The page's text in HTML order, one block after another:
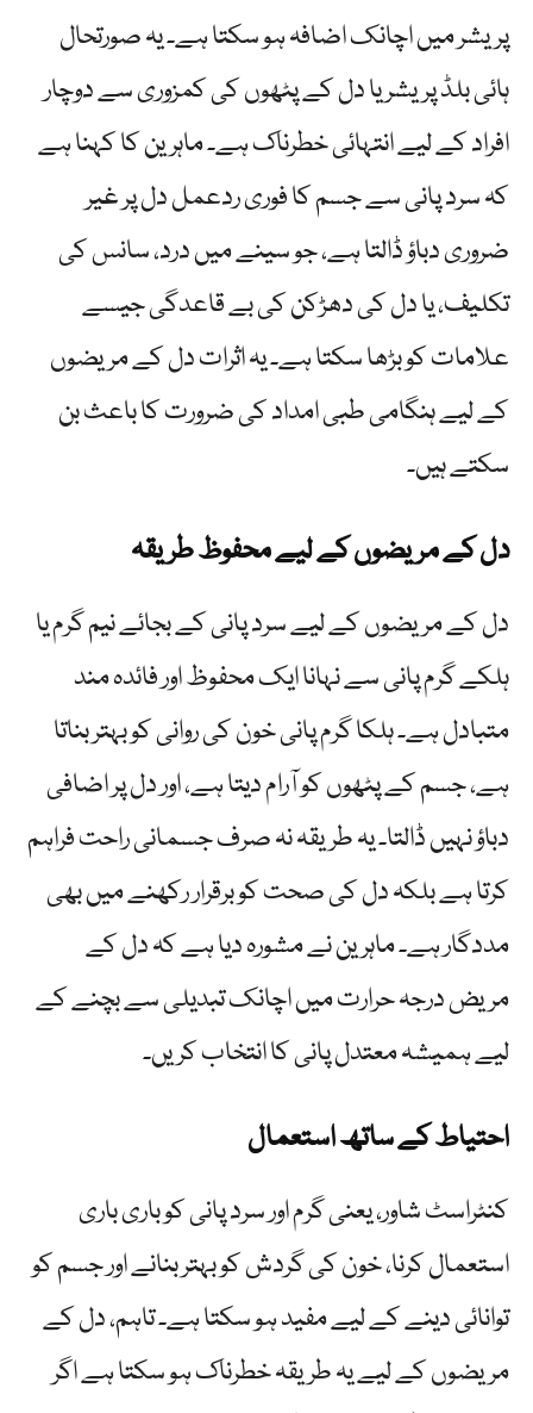
پریشر میں اچانک اضافہ ہو سکتا ہے۔ یہ صورتحال
ہائی بلڈ پریشر یا دل کے پٹھوں کی کمزوری سے دوچار
افراد کے لیے انتہائی خطرناک ہے۔ ماہرین کا کہنا ہے
کہ سرد پانی سے جسم کا فوری ردعمل دل پر غیر
ضروری دباؤ ڈالتا ہے، جو سینے میں درد، سانس کی
تکلیف، یا دل کی دھڑکن کی بے قاعدگی جیسے
علامات کو بڑھا سکتا ہے۔ یہ اثرات دل کے مریضوں
کے لیے ہنگامی طبی امداد کی ضرورت کا باعث بن
سکتے ہیں۔
دل کے مریضوں کے لیے محفوظ طریقہ
دل کے مریضوں کے لیے سرد پانی کے بجائے نیم گرم یا
ہلکے گرم پانی سے نہانا ایک محفوظ اور فائدہ مند
متبادل ہے۔ ہلکا گرم پانی خون کی روانی کو بہتر بناتا
ہے، جسم کے پٹھوں کو آرام دیتا ہے، اور دل پر اضافی
دباؤ نہیں ڈالتا۔ یہ طریقہ نہ صرف جسمانی راحت فراہم
کرتا ہے بلکہ دل کی صحت کو برقرار رکھنے میں بھی
مددگار ہے۔ ماہرین نے مشورہ دیا ہے کہ دل کے
مریض درجہ حرارت میں اچانک تبدیلی سے بچنے کے
لیے ہمیشہ معتدل پانی کا انتخاب کریں۔
احتیاط کے ساتھ استعمال
کنٹراسٹ شاور، یعنی گرم اور سرد پانی کو باری باری
استعمال کرنا، خون کی گردش کو بہتر بنانے اور جسم کو
توانائی دینے کے لیے مفید ہو سکتا ہے۔ تاہم، دل کے
مریضوں کے لیے یہ طریقہ خطرناک ہو سکتا ہے اگر